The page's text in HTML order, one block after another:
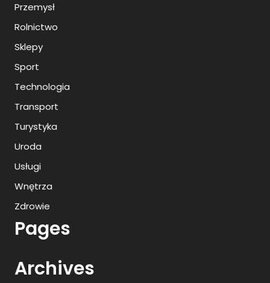
Przemysł
Rolnictwo
Sklepy
Sport
Technologia
Transport
Turystyka
Uroda
Usługi
Wnętrza
Zdrowie
Pages
Archives